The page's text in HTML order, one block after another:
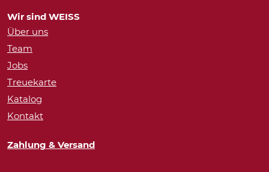
Wir sind WEISS
Über uns
Team
Jobs
Treuekarte
Katalog
Kontakt
Zahlung & Versand